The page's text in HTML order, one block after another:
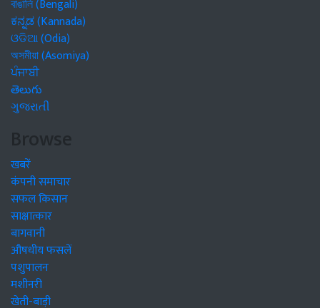
বাঙালি (Bengali)
ಕನ್ನಡ (Kannada)
ଓଡିଆ (Odia)
অসমীয়া (Asomiya)
ਪੰਜਾਬੀ
తెలుగు
ગુજરાતી
Browse
खबरें
कंपनी समाचार
सफल किसान
साक्षात्कार
बागवानी
औषधीय फसलें
पशुपालन
मशीनरी
खेती-बाड़ी